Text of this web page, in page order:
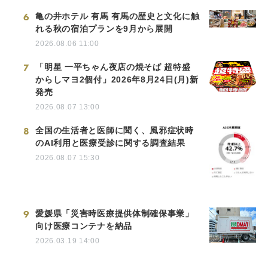
6
亀の井ホテル 有馬 有馬の歴史と文化に触
れる秋の宿泊プランを9月から展開
2026.08.06 11:00
7
「明星 一平ちゃん夜店の焼そば 超特盛
からしマヨ2個付」2026年8月24日(月)新
発売
2026.08.07 13:00
8
全国の生活者と医師に聞く、風邪症状時
のAI利用と医療受診に関する調査結果
2026.08.07 15:30
9
愛媛県「災害時医療提供体制確保事業」
向け医療コンテナを納品
2026.03.19 14:00